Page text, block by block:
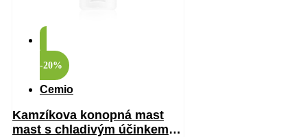
-20%
Cemio
Kamzíkova konopná mast
mast s chladivým účinkem